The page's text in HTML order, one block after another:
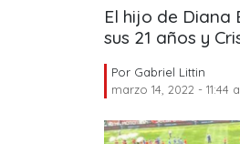
El hijo de
sus 21 años y
Por Gabriel Littin
marzo 14, 2022 - 11:44